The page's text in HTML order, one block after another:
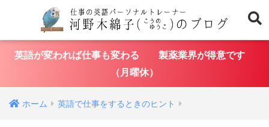
英語が変われば仕事も変わる 製薬業界が得意です
（月曜休）
ホーム 英語で仕事をするときのヒント